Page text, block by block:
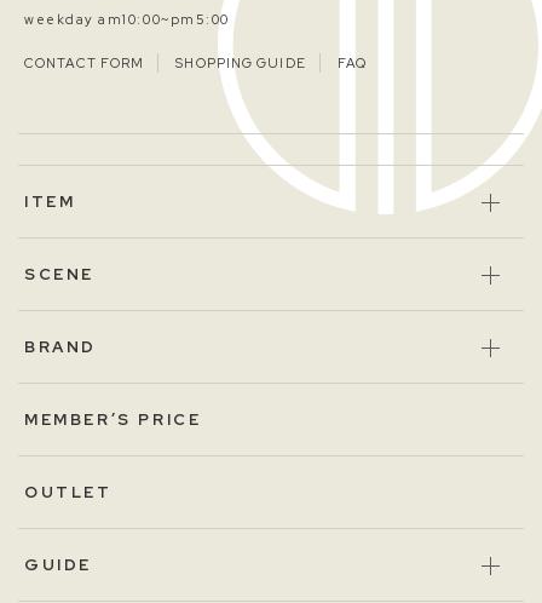
weekday am10:00~pm5:00
CONTACT FORM SHOPPING GUIDE FAQ
ITEM
SCENE
BRAND
MEMBER’S PRICE
OUTLET
GUIDE